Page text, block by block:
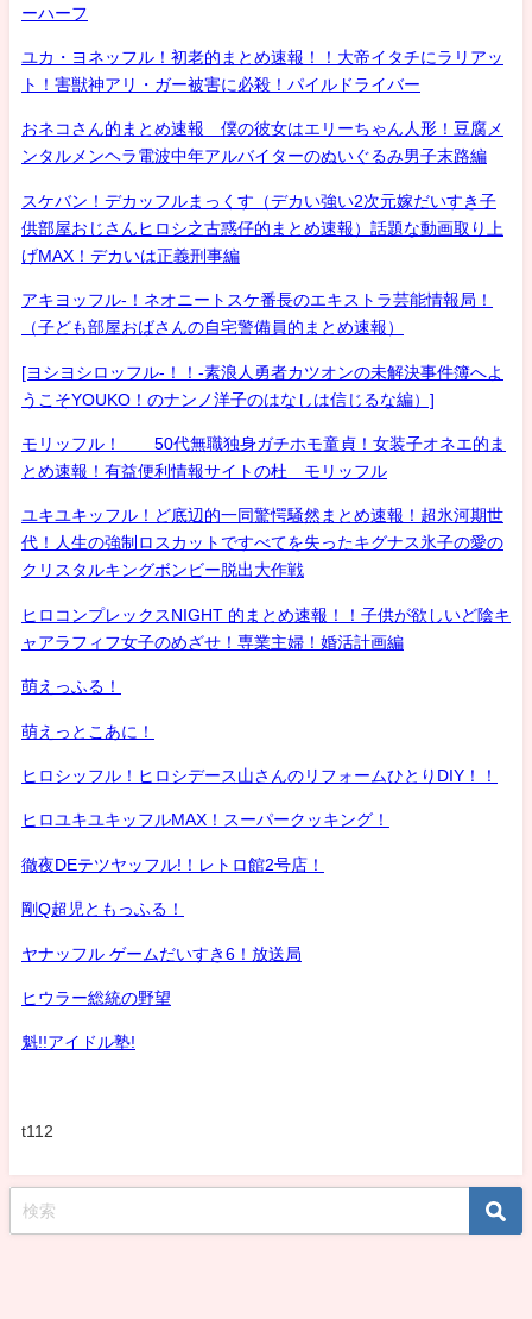
ーハーフ
ユカ・ヨネッフル！初老的まとめ速報！！大帝イタチにラリアッ
ト！害獣神アリ・ガー被害に必殺！パイルドライバー
おネコさん的まとめ速報 僕の彼女はエリーちゃん人形！豆腐メ
ンタルメンヘラ電波中年アルバイターのぬいぐるみ男子末路編
スケバン！デカッフルまっくす（デカい強い2次元嫁だいすき子
供部屋おじさんヒロシ之古惑仔的まとめ速報）話題な動画取り上
げMAX！デカいは正義刑事編
アキヨッフル-！ネオニートスケ番長のエキストラ芸能情報局！
（子ども部屋おばさんの自宅警備員的まとめ速報）
[ヨシヨシロッフル-！！-素浪人勇者カツオンの未解決事件簿へよ
うこそYOUKO！のナンノ洋子のはなしは信じるな編）]
モリッフル！ 50代無職独身ガチホモ童貞！女装子オネエ的ま
とめ速報！有益便利情報サイトの杜 モリッフル
ユキユキッフル！ど底辺的一同驚愕騒然まとめ速報！超氷河期世
代！人生の強制ロスカットですべてを失ったキグナス氷子の愛の
クリスタルキングボンビー脱出大作戦
ヒロコンプレックスNIGHT 的まとめ速報！！子供が欲しいど陰キ
ャアラフィフ女子のめざせ！専業主婦！婚活計画編
萌えっふる！
萌えっとこあに！
ヒロシッフル！ヒロシデース山さんのリフォームひとりDIY！！
ヒロユキユキッフルMAX！スーパークッキング！
徹夜DEテツヤッフル!！レトロ館2号店！
剛Q超児ともっふる！
ヤナッフル ゲームだいすき6！放送局
ヒウラー総統の野望
魁!!アイドル塾!
t112